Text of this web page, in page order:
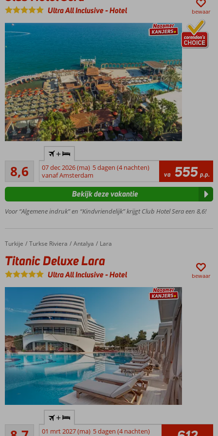
carterestaurants
Familie
suites tot
wel 6
miniclub,
bioscoop
en nog
veel meer
Ultra All Inclusive-Hotel bewaar
Ottomaans
interieur
en privé
relaxen in
spa
Diverse
restaurants,
bars, disco
en shows
Miniclub
voor de
kids vol
eindeloos
plezier
8,6Aanrader
107
beoordelingen
+
07 dec 2026 (ma) 5 dagen (4 nachten)
vanaf Amsterdam
va 555 p.p.
Voor “Algemene indruk” en “Kindvriendelijk” krijgt Club Hotel Sera een 8,6!
Bekijk deze vakantie
Home
Turkije Turkse Riviera Antalya Lara
Titanic Deluxe Lara
Titanic Deluxe Lara
Ultra All Inclusive-Hotel bewaar
hotel met
Aanrader
+
01 mrt 2027 (ma) 5 dagen (4 nachten)